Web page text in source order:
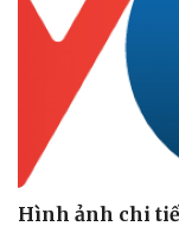
Du lịch
Săn Tour
check-in
Hình ảnh chi